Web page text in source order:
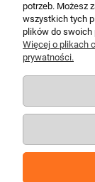
potrzeb. Możesz
wszystkich tych
plików do swoich
Więcej o plikach
prywatności.